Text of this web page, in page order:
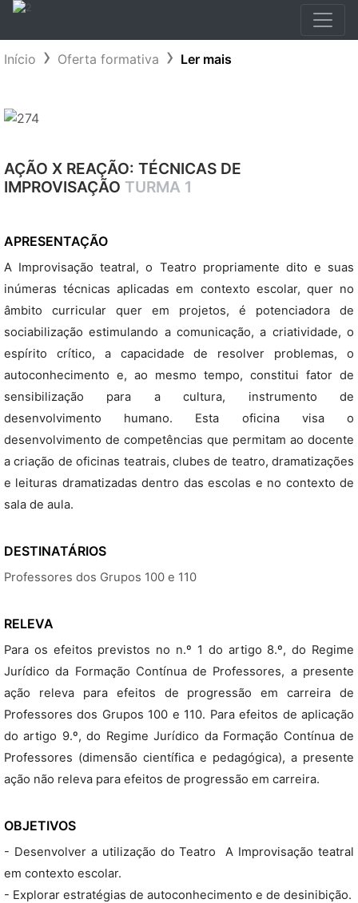
Início Oferta formativa Ler mais
AÇÃO X REAÇÃO: TÉCNICAS DE
IMPROVISAÇÃO TURMA 1
APRESENTAÇÃO
A Improvisação teatral, o Teatro propriamente dito e suas
inúmeras técnicas aplicadas em contexto escolar, quer no
âmbito curricular quer em projetos, é potenciadora de
sociabilização estimulando a comunicação, a criatividade, o
espírito crítico, a capacidade de resolver problemas, o
autoconhecimento e, ao mesmo tempo, constitui fator de
sensibilização para a cultura, instrumento de
desenvolvimento humano. Esta oficina visa o
desenvolvimento de competências que permitam ao docente
a criação de oficinas teatrais, clubes de teatro, dramatizações
e leituras dramatizadas dentro das escolas e no contexto de
sala de aula.
DESTINATÁRIOS
Professores dos Grupos 100 e 110
RELEVA
Para os efeitos previstos no n.º 1 do artigo 8.º, do Regime
Jurídico da Formação Contínua de Professores, a presente
ação releva para efeitos de progressão em carreira de
Professores dos Grupos 100 e 110. Para efeitos de aplicação
do artigo 9.º, do Regime Jurídico da Formação Contínua de
Professores (dimensão científica e pedagógica), a presente
ação não releva para efeitos de progressão em carreira.
OBJETIVOS
- Desenvolver a utilização do Teatro  A Improvisação teatral
em contexto escolar.
- Explorar estratégias de autoconhecimento e de desinibição.